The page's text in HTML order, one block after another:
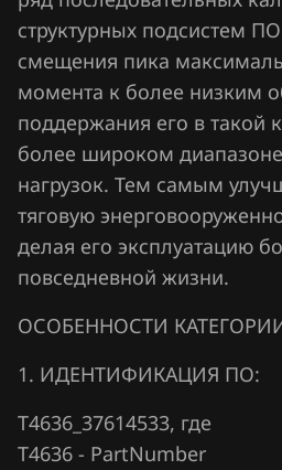
Derways
Dodge
Dongfeng
Exeed
Extreme moto
FAW
Fiat
Ford
GAC
Siemens EMS 3161
Siemens SID 301
Siemens SID 305
Siemens SID 306
Siemens SID 310
Siemens SID 321
Valeo V40 (Sagem S3000 CAN)
структурных подсистем
смещения пика
момента к более низким
поддержания его в такой
более широком
нагрузок. Тем самым
тяговую
делая его эксплуатацию
повседневной жизни.
ОСОБЕННОСТИ
1. ИДЕНТИФИКАЦИЯ ПО:
T4636_37614533, где
T4636 - PartNumber